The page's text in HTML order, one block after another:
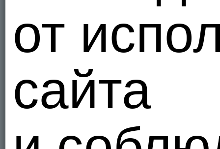
от
сайта